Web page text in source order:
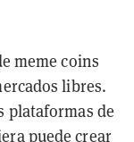
meme coins
libres.
plataformas de
puede crear